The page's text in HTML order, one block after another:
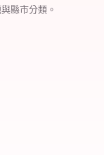
縣市分類。